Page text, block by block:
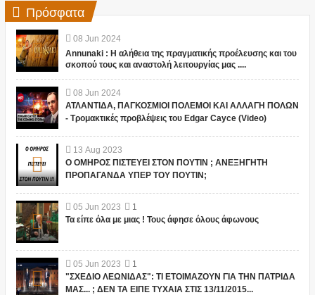
Πρόσφατα
08 Jun 2024
Annunaki : Η αλήθεια της πραγματικής προέλευσης και του
σκοπού τους και αναστολή λειτουργίας μας ....
08 Jun 2024
ΑΤΛΑΝΤΙΔΑ, ΠΑΓΚΟΣΜΙΟΙ ΠΟΛΕΜΟΙ ΚΑΙ ΑΛΛΑΓΗ ΠΟΛΩΝ
- Τρομακτικές προβλέψεις του Edgar Cayce (Video)
13 Aug 2023
Ο ΟΜΗΡΟΣ ΠΙΣΤΕΥΕΙ ΣΤΟΝ ΠΟΥΤΙΝ ; ΑΝΕΞΗΓΗΤΗ
ΠΡΟΠΑΓΑΝΔΑ ΥΠΕΡ ΤΟΥ ΠΟΥΤΙΝ;
05 Jun 2023
1
Τα είπε όλα με μιας ! Τους άφησε όλους άφωνους
05 Jun 2023
1
"ΣΧΕΔΙΟ ΛΕΩΝΙΔΑΣ": ΤΙ ΕΤΟΙΜΑΖΟΥΝ ΓΙΑ ΤΗΝ ΠΑΤΡΙΔΑ
ΜΑΣ... ; ΔΕΝ ΤΑ ΕΙΠΕ ΤΥΧΑΙΑ ΣΤΙΣ 13/11/2015...